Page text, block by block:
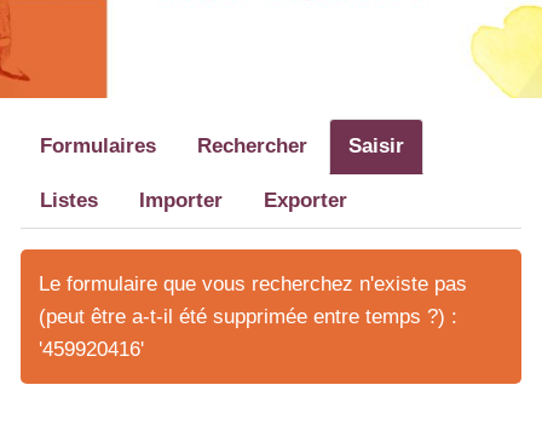
Formulaires Rechercher Saisir
Listes Importer Exporter
Le formulaire que vous recherchez n'existe pas
(peut être a-t-il été supprimée entre temps ?) :
'459920416'